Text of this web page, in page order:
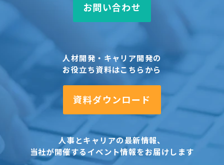
お問い合わせ
人材開発・キャリア開発の
お役立ち資料はこちらから
資料ダウンロード
人事とキャリアの最新情報、
当社が開催するイベント情報をお届けします